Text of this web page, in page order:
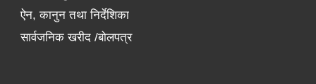
ऐन, कानुन तथा निर्देशिका
सार्वजनिक खरीद /बोलपत्र